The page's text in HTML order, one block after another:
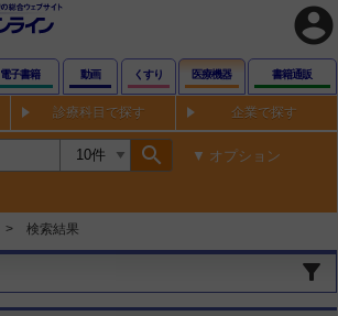
account_circle
電子書籍 動画 くすり 医療機器 書籍通販
診療科目で探す 企業で探す
search オプション
検索結果